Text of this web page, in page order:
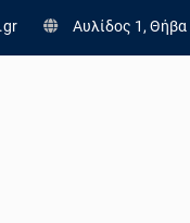
Αυλίδος 1, Θήβα